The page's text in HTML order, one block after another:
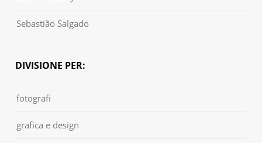
Sebastião Salgado
DIVISIONE PER:
fotografi
grafica e design